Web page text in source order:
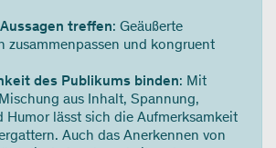
treffen: Geäußerte
zusammenpassen und kongruent
des Publikums binden: Mit
aus Inhalt, Spannung,
Humor lässt sich die Aufmerksamkeit
Auch das Anerkennen von